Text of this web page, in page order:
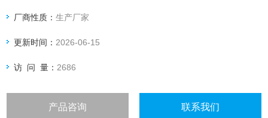
厂商性质：生产厂家
更新时间： 2026-06-15
访 问 量： 2686
产品咨询 联系我们